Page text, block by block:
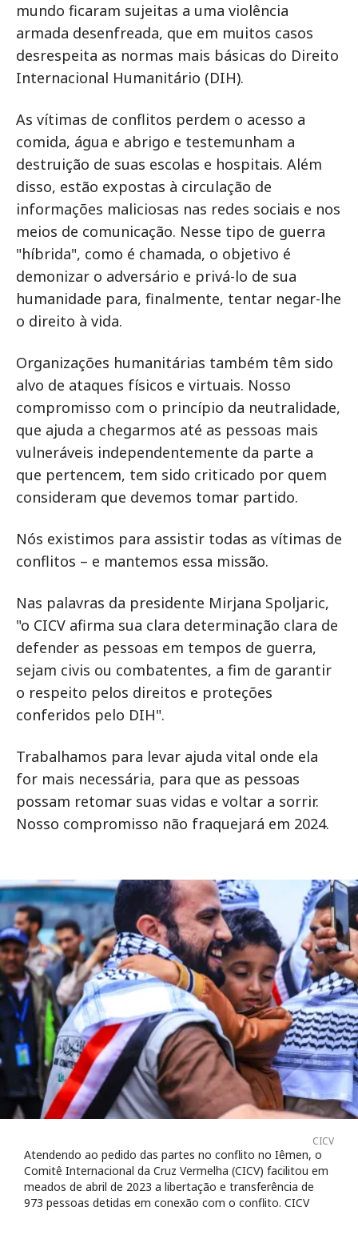
mundo ficaram sujeitas a uma violência
armada desenfreada, que em muitos casos
desrespeita as normas mais básicas do Direito
Internacional Humanitário (DIH).
As vítimas de conflitos perdem o acesso a
comida, água e abrigo e testemunham a
destruição de suas escolas e hospitais. Além
disso, estão expostas à circulação de
informações maliciosas nas redes sociais e nos
meios de comunicação. Nesse tipo de guerra
"híbrida", como é chamada, o objetivo é
demonizar o adversário e privá-lo de sua
humanidade para, finalmente, tentar negar-lhe
o direito à vida.
Organizações humanitárias também têm sido
alvo de ataques físicos e virtuais. Nosso
compromisso com o princípio da neutralidade,
que ajuda a chegarmos até as pessoas mais
vulneráveis independentemente da parte a
que pertencem, tem sido criticado por quem
consideram que devemos tomar partido.
Nós existimos para assistir todas as vítimas de
conflitos – e mantemos essa missão.
Nas palavras da presidente Mirjana Spoljaric,
"o CICV afirma sua clara determinação clara de
defender as pessoas em tempos de guerra,
sejam civis ou combatentes, a fim de garantir
o respeito pelos direitos e proteções
conferidos pelo DIH".
Trabalhamos para levar ajuda vital onde ela
for mais necessária, para que as pessoas
possam retomar suas vidas e voltar a sorrir.
Nosso compromisso não fraquejará em 2024.
CICV
Atendendo ao pedido das partes no conflito no Iêmen, o
Comitê Internacional da Cruz Vermelha (CICV) facilitou em
meados de abril de 2023 a libertação e transferência de
973 pessoas detidas em conexão com o conflito. CICV